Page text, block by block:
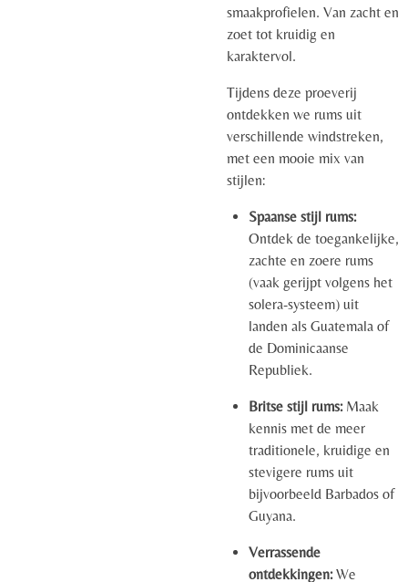
smaakprofielen. Van zacht en
zoet tot kruidig en
karaktervol.
Tijdens deze proeverij
ontdekken we rums uit
verschillende windstreken,
met een mooie mix van
stijlen:
Spaanse stijl rums:
Ontdek de toegankelijke,
zachte en zoere rums
(vaak gerijpt volgens het
solera-systeem) uit
landen als Guatemala of
de Dominicaanse
Republiek.
Britse stijl rums:Maak
kennis met de meer
traditionele, kruidige en
stevigere rums uit
bijvoorbeeld Barbados of
Guyana.
Verrassende
ontdekkingen:We